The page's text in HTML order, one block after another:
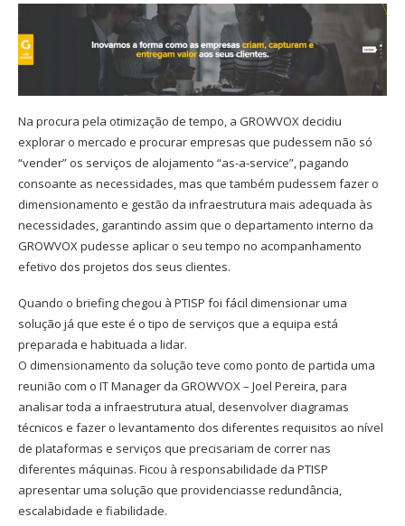
Na procura pela otimização de tempo, a GROWVOX decidiu
explorar o mercado e procurar empresas que pudessem não só
“vender” os serviços de alojamento “as-a-service”, pagando
consoante as necessidades, mas que também pudessem fazer o
dimensionamento e gestão da infraestrutura mais adequada às
necessidades, garantindo assim que o departamento interno da
GROWVOX pudesse aplicar o seu tempo no acompanhamento
efetivo dos projetos dos seus clientes.
Quando o briefing chegou à PTISP foi fácil dimensionar uma
solução já que este é o tipo de serviços que a equipa está
preparada e habituada a lidar.
O dimensionamento da solução teve como ponto de partida uma
reunião com o IT Manager da GROWVOX – Joel Pereira, para
analisar toda a infraestrutura atual, desenvolver diagramas
técnicos e fazer o levantamento dos diferentes requisitos ao nível
de plataformas e serviços que precisariam de correr nas
diferentes máquinas. Ficou à responsabilidade da PTISP
apresentar uma solução que providenciasse redundância,
escalabidade e fiabilidade.